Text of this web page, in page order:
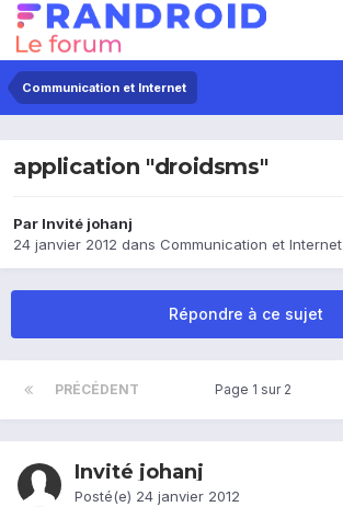
Communication et Internet
application "droidsms"
Par Invité johanj
24 janvier 2012 dans Communication et Internet
Répondre à ce sujet
PRÉCÉDENT Page 1 sur 2
Invité johanj
Posté(e) 24 janvier 2012